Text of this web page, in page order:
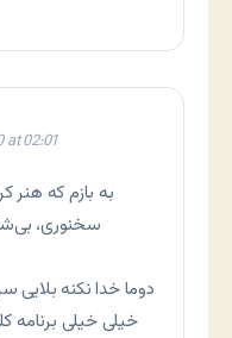
at 02:01
به بازم که هنر
سخنوری،
دوما خدا نکنه بلایی
خیلی خیلی برنامه